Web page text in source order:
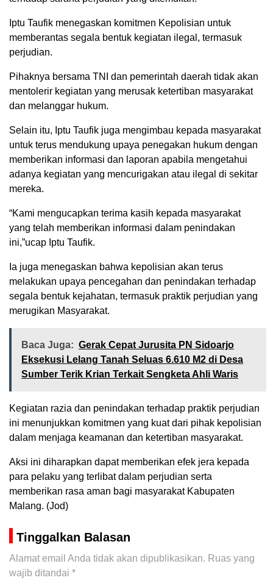
Iptu Taufik menegaskan komitmen Kepolisian untuk
memberantas segala bentuk kegiatan ilegal, termasuk
perjudian.
Pihaknya bersama TNI dan pemerintah daerah tidak akan
mentolerir kegiatan yang merusak ketertiban masyarakat
dan melanggar hukum.
Selain itu, Iptu Taufik juga mengimbau kepada masyarakat
untuk terus mendukung upaya penegakan hukum dengan
memberikan informasi dan laporan apabila mengetahui
adanya kegiatan yang mencurigakan atau ilegal di sekitar
mereka.
“Kami mengucapkan terima kasih kepada masyarakat
yang telah memberikan informasi dalam penindakan
ini,”ucap Iptu Taufik.
Ia juga menegaskan bahwa kepolisian akan terus
melakukan upaya pencegahan dan penindakan terhadap
segala bentuk kejahatan, termasuk praktik perjudian yang
merugikan Masyarakat.
Baca Juga: Gerak Cepat Jurusita PN Sidoarjo
Eksekusi Lelang Tanah Seluas 6.610 M2 di Desa
Sumber Terik Krian Terkait Sengketa Ahli Waris
Kegiatan razia dan penindakan terhadap praktik perjudian
ini menunjukkan komitmen yang kuat dari pihak kepolisian
dalam menjaga keamanan dan ketertiban masyarakat.
Aksi ini diharapkan dapat memberikan efek jera kepada
para pelaku yang terlibat dalam perjudian serta
memberikan rasa aman bagi masyarakat Kabupaten
Malang. (Jod)
Tinggalkan Balasan
Alamat email Anda tidak akan dipublikasikan. Ruas yang
wajib ditandai *